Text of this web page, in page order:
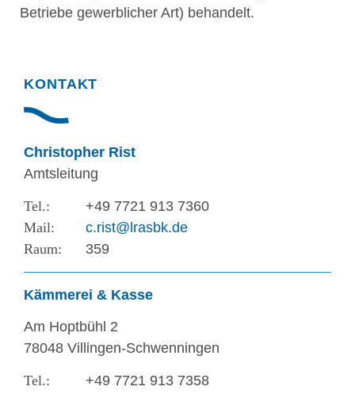
Betriebe gewerblicher Art) behandelt.
KONTAKT
Christopher Rist
Amtsleitung
+49 7721 913 7360
c.rist@lrasbk.de
359
Kämmerei & Kasse
Am Hoptbühl 2
78048 Villingen-Schwenningen
+49 7721 913 7358